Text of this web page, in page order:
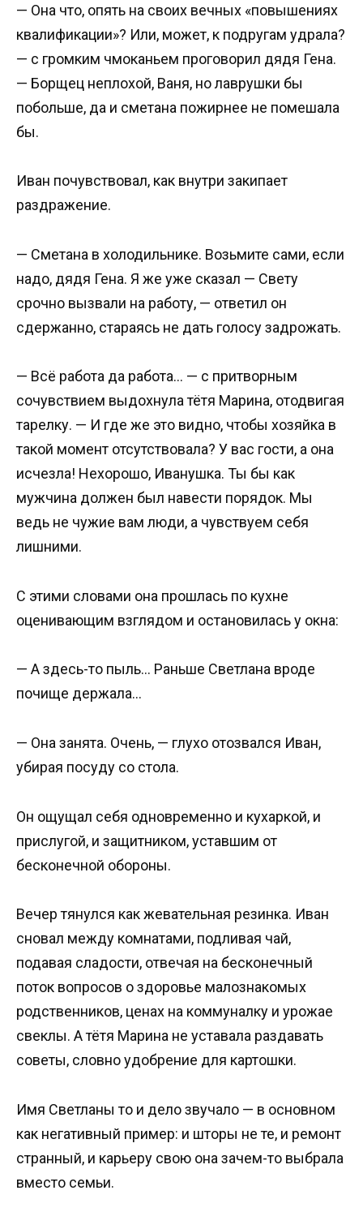
— Она что, опять на своих вечных «повышениях
квалификации»? Или, может, к подругам удрала?
— с громким чмоканьем проговорил дядя Гена.
— Борщец неплохой, Ваня, но лаврушки бы
побольше, да и сметана пожирнее не помешала
бы.
Иван почувствовал, как внутри закипает
раздражение.
— Сметана в холодильнике. Возьмите сами, если
надо, дядя Гена. Я же уже сказал — Свету
срочно вызвали на работу, — ответил он
сдержанно, стараясь не дать голосу задрожать.
— Всё работа да работа… — с притворным
сочувствием выдохнула тётя Марина, отодвигая
тарелку. — И где же это видно, чтобы хозяйка в
такой момент отсутствовала? У вас гости, а она
исчезла! Нехорошо, Иванушка. Ты бы как
мужчина должен был навести порядок. Мы
ведь не чужие вам люди, а чувствуем себя
лишними.
С этими словами она прошлась по кухне
оценивающим взглядом и остановилась у окна:
— А здесь-то пыль… Раньше Светлана вроде
почище держала…
— Она занята. Очень, — глухо отозвался Иван,
убирая посуду со стола.
Он ощущал себя одновременно и кухаркой, и
прислугой, и защитником, уставшим от
бесконечной обороны.
Вечер тянулся как жевательная резинка. Иван
сновал между комнатами, подливая чай,
подавая сладости, отвечая на бесконечный
поток вопросов о здоровье малознакомых
родственников, ценах на коммуналку и урожае
свеклы. А тётя Марина не уставала раздавать
советы, словно удобрение для картошки.
Имя Светланы то и дело звучало — в основном
как негативный пример: и шторы не те, и ремонт
странный, и карьеру свою она зачем-то выбрала
вместо семьи.